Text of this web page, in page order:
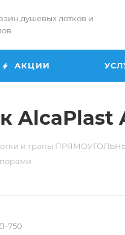
душевых лотков и
АКЦИИ
AlcaPlast
и трапы
750